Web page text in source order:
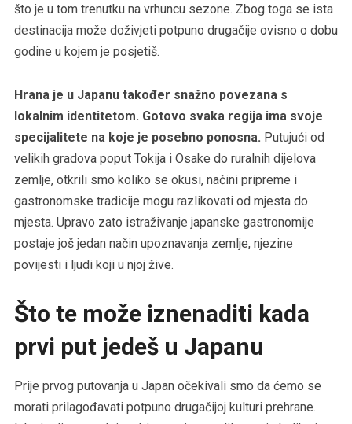
što je u tom trenutku na vrhuncu sezone. Zbog toga se ista
destinacija može doživjeti potpuno drugačije ovisno o dobu
godine u kojem je posjetiš.
Hrana je u Japanu također snažno povezana s
lokalnim identitetom. Gotovo svaka regija ima svoje
specijalitete na koje je posebno ponosna. Putujući od
velikih gradova poput Tokija i Osake do ruralnih dijelova
zemlje, otkrili smo koliko se okusi, načini pripreme i
gastronomske tradicije mogu razlikovati od mjesta do
mjesta. Upravo zato istraživanje japanske gastronomije
postaje još jedan način upoznavanja zemlje, njezine
povijesti i ljudi koji u njoj žive.
Što te može iznenaditi kada
prvi put jedeš u Japanu
Prije prvog putovanja u Japan očekivali smo da ćemo se
morati prilagođavati potpuno drugačijoj kulturi prehrane.